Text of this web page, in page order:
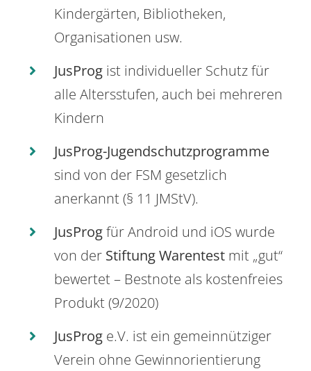
Kindergärten, Bibliotheken,
Organisationen usw.
JusProg ist individueller Schutz für
alle Altersstufen, auch bei mehreren
Kindern
JusProg-Jugendschutzprogramme
sind von der FSM gesetzlich
anerkannt (§ 11 JMStV).
JusProgfür Android und iOS wurde
von der Stiftung Warentest mit „gut“
bewertet – Bestnote als kostenfreies
Produkt (9/2020)
JusProg e.V. ist ein gemeinnütziger
Verein ohne Gewinnorientierung